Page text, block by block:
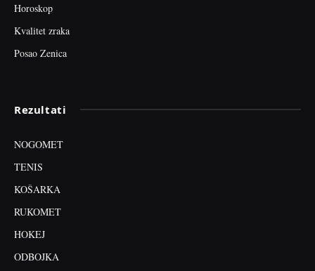
Horoskop
Kvalitet zraka
Posao Zenica
Rezultati
NOGOMET
TENIS
KOŠARKA
RUKOMET
HOKEJ
ODBOJKA